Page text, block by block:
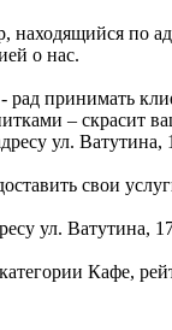
находящийся по
о нас.
рад принимать
– скрасит
ул.
свои
ул. Ватутина,
Кафе,